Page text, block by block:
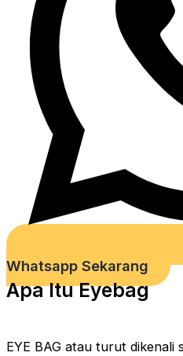
Whatsapp Sekarang
Apa Itu Eyebag
EYE BAG atau turut dikenali